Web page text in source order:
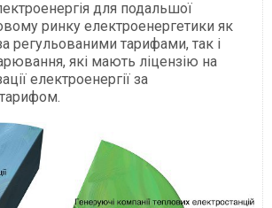
для подальшої
ринку електроенергетики як
регульованими тарифами, так і
які мають ліцензію на
електроенергії за